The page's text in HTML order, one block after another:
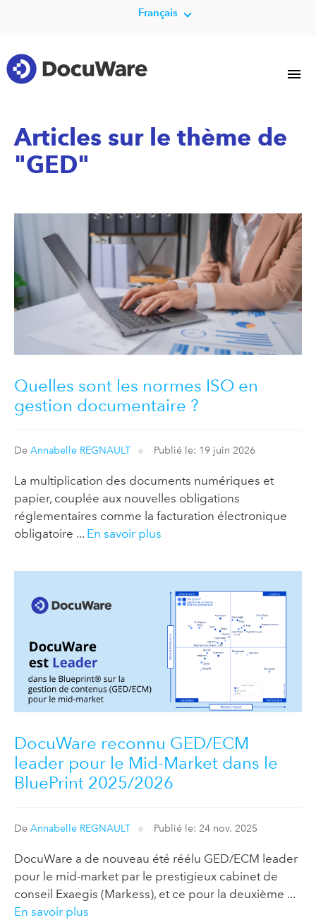
Français
Articles sur le thème de
"GED"
Quelles sont les normes ISO en
gestion documentaire ?
De Annabelle REGNAULT Publié le: 19 juin 2026
La multiplication des documents numériques et
papier, couplée aux nouvelles obligations
réglementaires comme la facturation électronique
obligatoire ... En savoir plus
DocuWare reconnu GED/ECM
leader pour le Mid-Market dans le
BluePrint 2025/2026
De Annabelle REGNAULT Publié le: 24 nov. 2025
DocuWare a de nouveau été réélu GED/ECM leader
pour le mid-market par le prestigieux cabinet de
conseil Exaegis (Markess), et ce pour la deuxième ...
En savoir plus